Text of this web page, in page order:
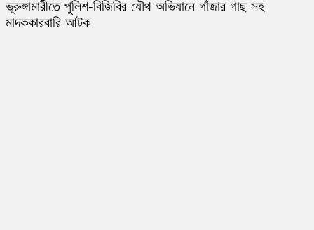
ভূরুঙ্গামারীতে পুলিশ-বিজিবির যৌথ অভিযানে গাঁজার গাছ সহ
মাদককারবারি আটক